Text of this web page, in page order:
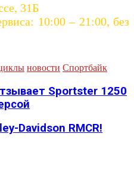
31Б
10:00 – 21:00, без
новости Спортбайк
Sportster 1250
Davidson RMCR!